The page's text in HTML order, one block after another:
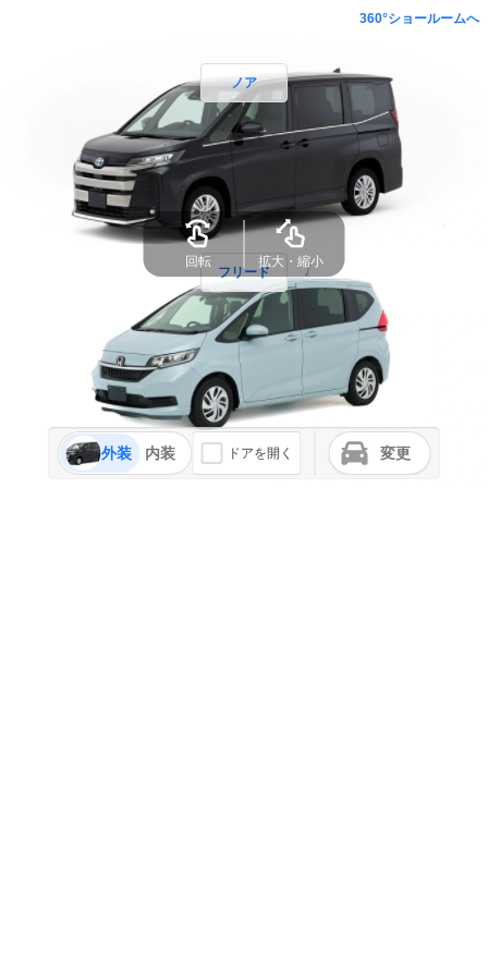
360°ショールームへ
ノア
フリード
外装 内装 ドアを開く 変更
回転 拡大・縮小